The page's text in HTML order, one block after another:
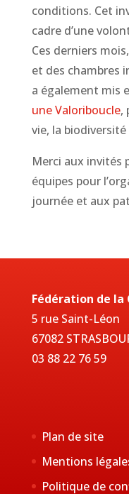
conditions. Cet
cadre d’une
Ces derniers
et des chambres
a également mis
une Valoriboucle,
vie, la
Merci aux invités
équipes pour
journée et aux
Fédération de la
5 rue Saint-Léon
67082
03 88 22 76 59
Plan de site
Mentions
Politique de